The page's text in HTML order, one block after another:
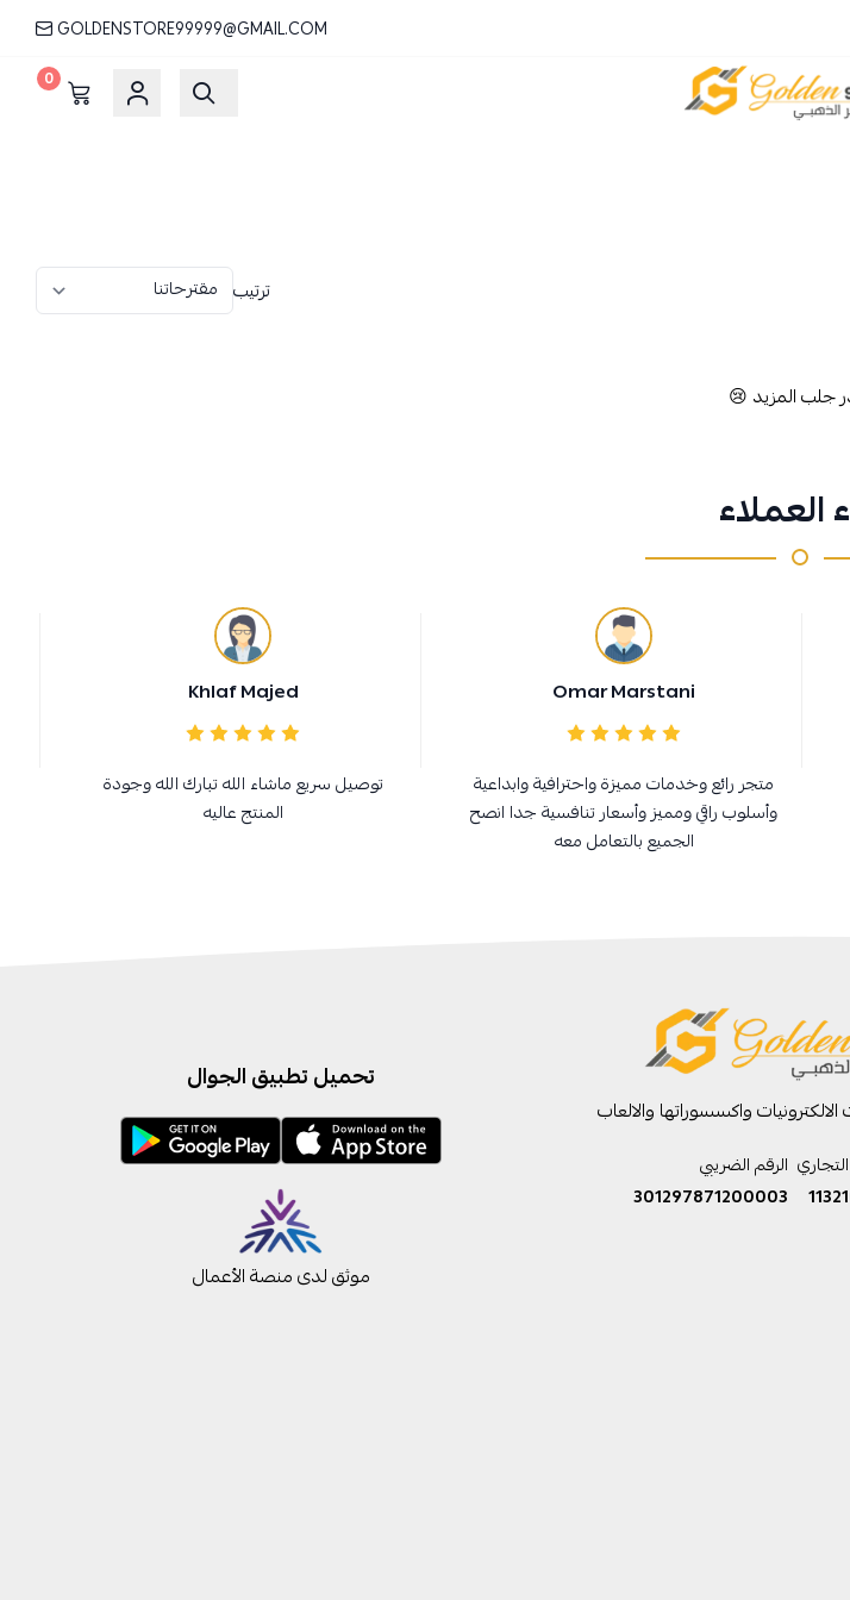
GOLDENSTORE99999@GMAIL.COM
0
ترتيب
جلب المزيد 😢
العملاء
Omar Marstani
متجر رائع وخدمات مميزة واحترافية وابداعية
وأسلوب راقي ومميز وأسعار تنافسية جدا انصح
الجميع بالتعامل معه
Khlaf Majed
توصيل سريع ماشاء الله تبارك الله وجودة
المنتج عاليه
واكسسوراتها والالعاب
الرقم الضريبي
301297871200003
تحميل تطبيق الجوال
موثق لدى منصة الأعمال